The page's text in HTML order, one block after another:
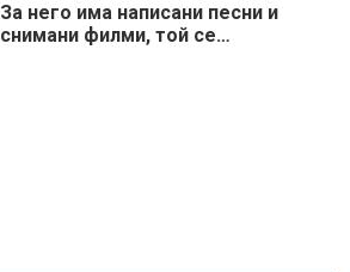
За него има написани песни и
снимани филми, той се…